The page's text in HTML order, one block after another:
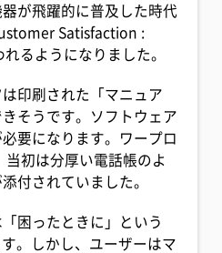
が飛躍的に普及した時代
Satisfaction :
るようになりました。
印刷された「マニュア
そうです。ソフトウェア
要になります。ワープロ
当初は分厚い電話帳のよ
付されていました。
困ったときに」という
。しかし、ユーザーはマ